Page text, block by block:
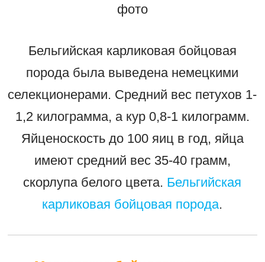
фото
Бельгийская карликовая бойцовая
порода была выведена немецкими
селекционерами. Средний вес петухов 1-
1,2 килограмма, а кур 0,8-1 килограмм.
Яйценоскость до 100 яиц в год, яйца
имеют средний вес 35-40 грамм,
скорлупа белого цвета. Бельгийская
карликовая бойцовая порода.